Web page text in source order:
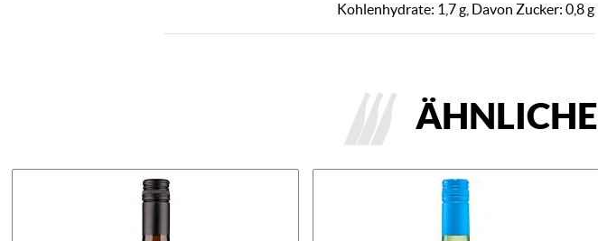
Kohlenhydrate: 1,7 g, Davon Zucker: 0,8 g
ÄHNLICHE